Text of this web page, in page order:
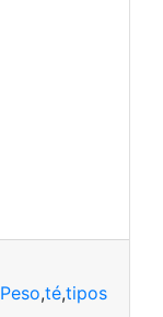
Peso,té,tipos